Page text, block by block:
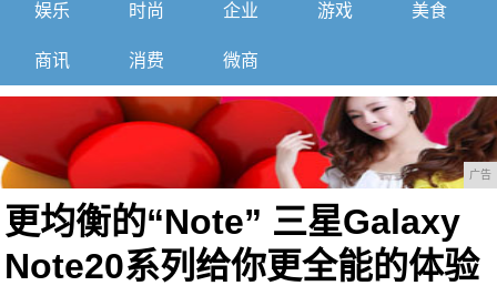
娱乐 时尚 企业 游戏 美食
商讯 消费 微商
广告
更均衡的“Note” 三星Galaxy
Note20系列给你更全能的体验